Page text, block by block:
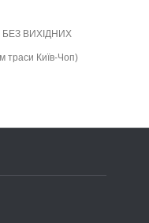
БЕЗ ВИХІДНИХ
траси Київ-Чоп)